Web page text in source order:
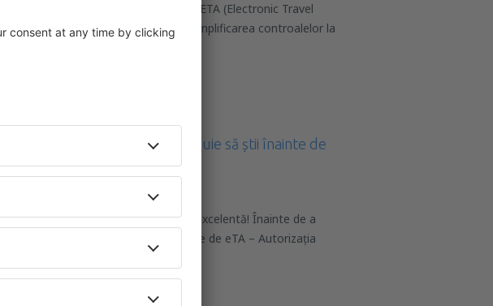
Marea Britanie introduce sistemul ETA (Electronic Travel
Authorization), care are ca scop simplificarea controalelor la
eTA pentru Canada – ce trebuie să știi înainte de
plecare
O călătorie în Canada este o idee excelentă! Înainte de a
urca în avion, verifică dacă ai nevoie de eTA – Autorizația